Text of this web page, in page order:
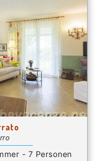
- 7 Personen